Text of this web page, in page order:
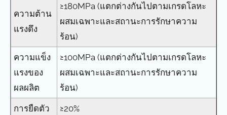
ความต้าน
แรงดึง
≥180MPa (แตกต่างกันไปตามเกรดโลหะ
ผสมเฉพาะและสถานะการรักษาความ
ร้อน)
ความแข็ง
แรงของ
ผลผลิต
≥100MPa (แตกต่างกันไปตามเกรดโลหะ
ผสมเฉพาะและสถานะการรักษาความ
ร้อน)
การยืดตัว ≥20%